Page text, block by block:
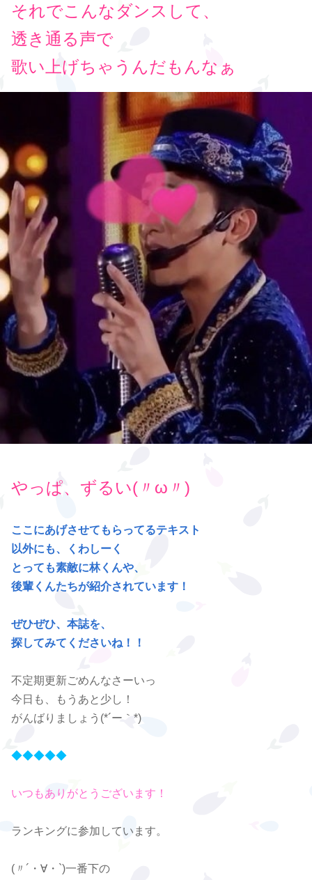
それでこんなダンスして、
透き通る声で
歌い上げちゃうんだもんなぁ
やっぱ、ずるい(〃ω〃)
ここにあげさせてもらってるテキスト
以外にも、くわしーく
とっても素敵に林くんや、
後輩くんたちが紹介されています！
ぜひぜひ、本誌を、
探してみてくださいね！！
不定期更新ごめんなさーいっ
今日も、もうあと少し！
がんばりましょう(*´ー｀*)
◆◆◆◆◆
いつもありがとうございます！
ランキングに参加しています。
(〃´・∀・`)一番下の